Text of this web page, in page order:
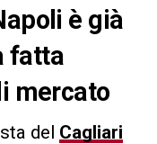
è già
fatta
mercato
del Cagliari